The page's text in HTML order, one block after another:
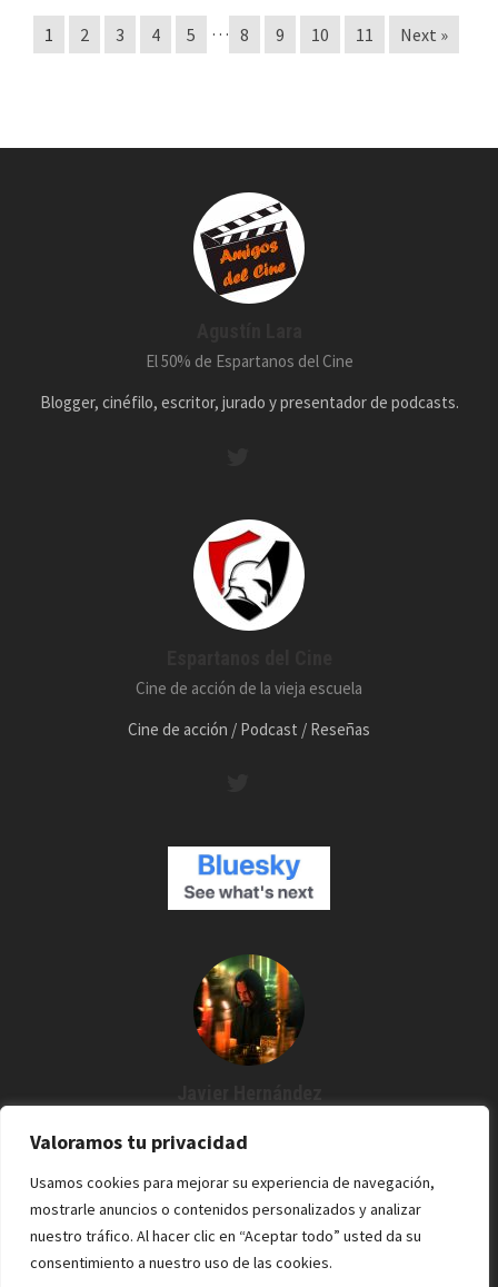
Valoramos tu privacidad
Usamos cookies para mejorar su experiencia de navegación,
mostrarle anuncios o contenidos personalizados y analizar
nuestro tráfico. Al hacer clic en “Aceptar todo” usted da su
consentimiento a nuestro uso de las cookies.
1 2 3 4 5 … 8 9 10 11 Next »
El 50% de Espartanos del Cine
Blogger, cinéfilo, escritor, jurado y presentador de podcasts.
Cine de acción de la vieja escuela
Cine de acción / Podcast / Reseñas
entonces estoy por aquí. Cine / Rock /Pixel.